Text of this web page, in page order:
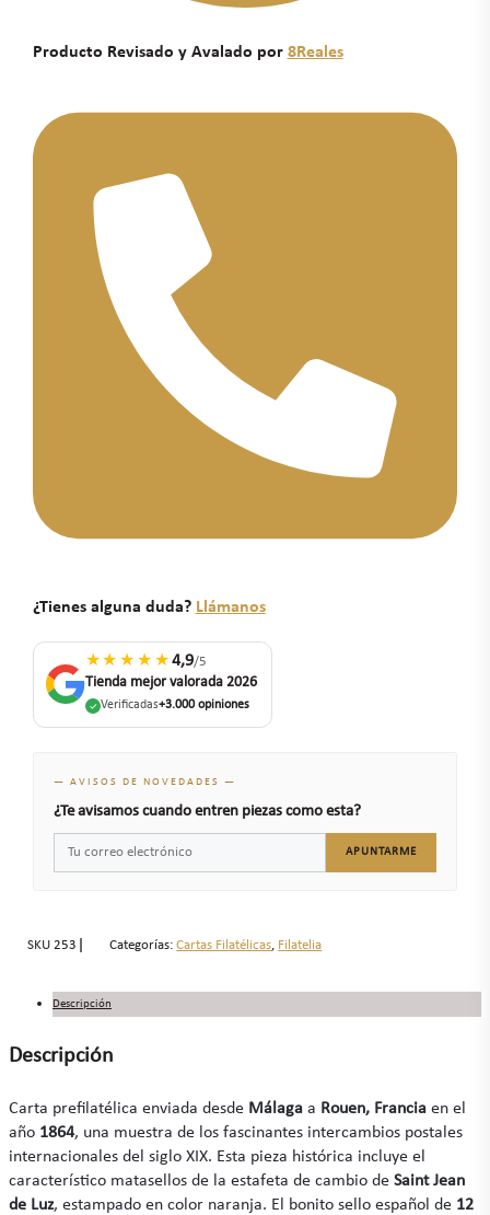
Producto Revisado y Avalado por 8Reales
¿Tienes alguna duda? Llámanos
★★★★★4,9/5
Tienda mejor valorada 2026
Verificadas+3.000 opiniones
— AVISOS DE NOVEDADES —
¿Te avisamos cuando entren piezas como esta?
APUNTARME
SKU253 Categorías: Cartas Filatélicas, Filatelia
Descripción
Descripción
Carta prefilatélica enviada desde Málaga a Rouen, Francia en el
año 1864, una muestra de los fascinantes intercambios postales
internacionales del siglo XIX. Esta pieza histórica incluye el
característico matasellos de la estafeta de cambio de Saint Jean
de Luz, estampado en color naranja. El bonito sello español de 12